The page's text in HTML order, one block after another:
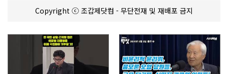
Copyright ⓒ 조갑제닷컴 - 무단전재 및 재배포 금지